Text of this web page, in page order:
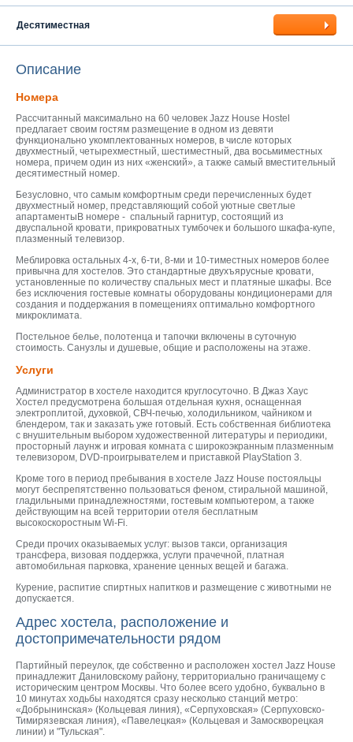
Десятиместная
Описание
Номера
Рассчитанный максимально на 60 человек Jazz House Hostel
предлагает своим гостям размещение в одном из девяти
функционально укомплектованных номеров, в числе которых
двухместный, четырехместный, шестиместный, два восьмиместных
номера, причем один из них «женский», а также самый вместительный
десятиместный номер.
Безусловно, что самым комфортным среди перечисленных будет
двухместный номер, представляющий собой уютные светлые
апартаментыВ номере - спальный гарнитур, состоящий из
двуспальной кровати, прикроватных тумбочек и большого шкафа-купе,
плазменный телевизор.
Меблировка остальных 4-х, 6-ти, 8-ми и 10-тиместных номеров более
привычна для хостелов. Это стандартные двухъярусные кровати,
установленные по количеству спальных мест и платяные шкафы. Все
без исключения гостевые комнаты оборудованы кондиционерами для
создания и поддержания в помещениях оптимально комфортного
микроклимата.
Постельное белье, полотенца и тапочки включены в суточную
стоимость. Санузлы и душевые, общие и расположены на этаже.
Услуги
Администратор в хостеле находится круглосуточно. В Джаз Хаус
Хостел предусмотрена большая отдельная кухня, оснащенная
электроплитой, духовкой, СВЧ-печью, холодильником, чайником и
блендером, так и заказать уже готовый. Есть собственная библиотека
с внушительным выбором художественной литературы и периодики,
просторный лаунж и игровая комната с широкоэкранным плазменным
телевизором, DVD-проигрывателем и приставкой PlayStation 3.
Кроме того в период пребывания в хостеле Jazz House постояльцы
могут беспрепятственно пользоваться феном, стиральной машиной,
гладильными принадлежностями, гостевым компьютером, а также
действующим на всей территории отеля бесплатным
высокоскоростным Wi-Fi.
Среди прочих оказываемых услуг: вызов такси, организация
трансфера, визовая поддержка, услуги прачечной, платная
автомобильная парковка, хранение ценных вещей и багажа.
Курение, распитие спиртных напитков и размещение с животными не
допускается.
Адрес хостела, расположение и
достопримечательности рядом
Партийный переулок, где собственно и расположен хостел Jazz House
принадлежит Даниловскому району, территориально граничащему с
историческим центром Москвы. Что более всего удобно, буквально в
10 минутах ходьбы находятся сразу несколько станций метро:
«Добрынинская» (Кольцевая линия), «Серпуховская» (Серпуховско-
Тимирязевская линия), «Павелецкая» (Кольцевая и Замоскворецкая
линии) и "Тульская".